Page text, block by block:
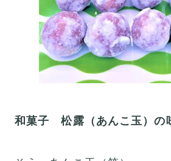
和菓子 松露（あんこ玉）の